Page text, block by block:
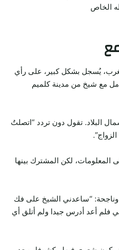
الخاص
يُسجل بشكل كبير، على رأي
مع شيخ من مدينة كلميم
البلاد. تقول دون تردد “اتصلتُ
لكن المشترك بينها
“ساعدني الشيخ على فك
فلم أعد أدرس جيدا ولم أتلق أي